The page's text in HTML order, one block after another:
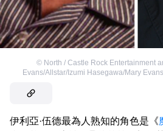
© North / Castle Rock Entertainment
Evans/Allstar/Izumi Hasegawa/Mary
伊利亞·伍德最為人熟知的角色是《